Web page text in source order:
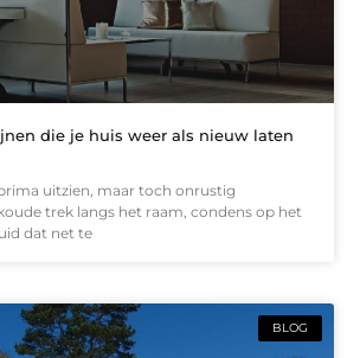
die je huis weer als nieuw laten
uitzien, maar toch onrustig
trek langs het raam, condens op het
dat net te
BLOG